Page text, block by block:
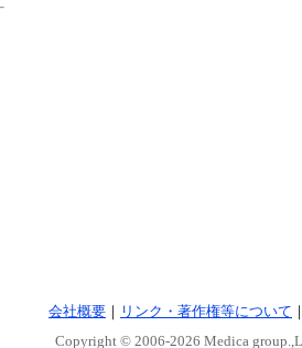
会社概要 ｜ リンク・著作権等について
Copyright © 2006-2026 Medica